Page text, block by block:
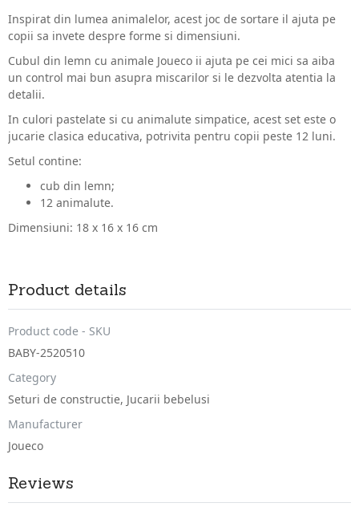
Inspirat din lumea animalelor, acest joc de sortare il ajuta pe
copii sa invete despre forme si dimensiuni.
Cubul din lemn cu animale Joueco ii ajuta pe cei mici sa aiba
un control mai bun asupra miscarilor si le dezvolta atentia la
detalii.
In culori pastelate si cu animalute simpatice, acest set este o
jucarie clasica educativa, potrivita pentru copii peste 12 luni.
Setul contine:
cub din lemn;
12 animalute.
Dimensiuni: 18 x 16 x 16 cm
Product details
Product code - SKU
BABY-2520510
Category
Seturi de constructie, Jucarii bebelusi
Manufacturer
Joueco
Reviews